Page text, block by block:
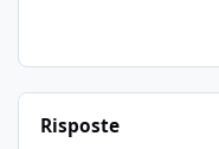
Risposte